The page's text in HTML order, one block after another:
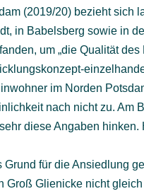
(2019/20) bezieht sich
in Babelsberg sowie in
um „die Qualität
im Norden
nach nicht zu. Am
diese Angaben hinken.
für die Ansiedlung
Groß Glienicke nicht